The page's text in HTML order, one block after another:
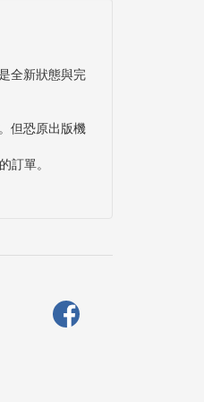
全新狀態與完
但恐原出版機
訂單。